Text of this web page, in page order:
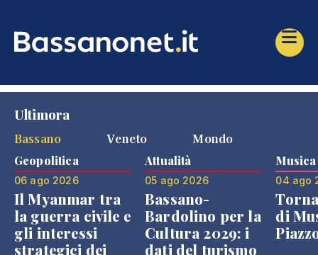
Ultimora
Bassano
Veneto Mondo
Geopolitica
06 ago 2026
Il Myanmar tra
la guerra civile e
gli interessi
strategici dei
Attualità
05 ago 2026
Bassano-
Bardolino per la
Cultura 2029: i
dati del turismo
Musica
04 ago
di